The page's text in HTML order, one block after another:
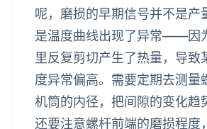
呢，磨损的早期信号并不是产
是温度曲线出现了异常——因
里反复剪切产生了热量，导致
度异常偏高。需要定期去测量
机筒的内径，把间隙的变化趋
还要注意螺杆前端的磨损程度